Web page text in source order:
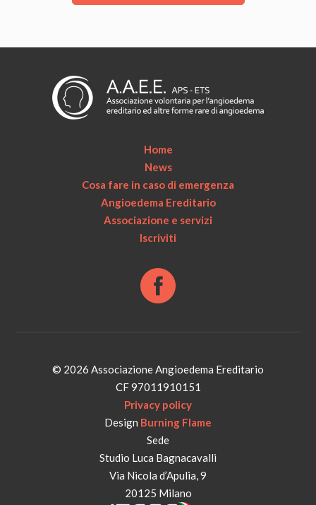
Home
News
Cosa fare in caso di emergenza
Angioedema Ereditario
Associazione e servizi
Iscriviti
© 2026 Associazione Angioedema Ereditario
CF 97011910151
Privacy policy
Design Burning Flame
Sede
Studio Luca Bagnacavalli
Via Nicola d’Apulia, 9
20125 Milano